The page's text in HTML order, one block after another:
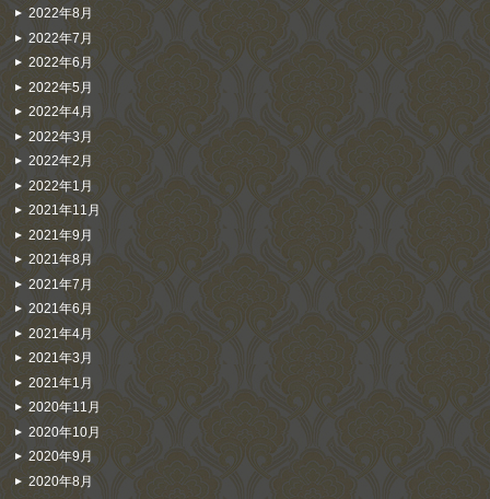
2022年8月
2022年7月
2022年6月
2022年5月
2022年4月
2022年3月
2022年2月
2022年1月
2021年11月
2021年9月
2021年8月
2021年7月
2021年6月
2021年4月
2021年3月
2021年1月
2020年11月
2020年10月
2020年9月
2020年8月